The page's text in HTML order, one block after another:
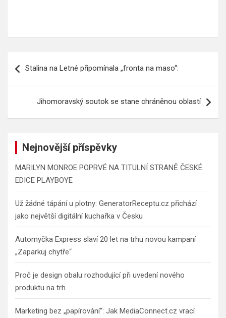
proStalina na Letné připomínala „fronta na maso“:
Jihomoravský soutok se stane chráněnou oblastí
Nejnovější příspěvky
MARILYN MONROE POPRVÉ NA TITULNÍ STRANĚ ČESKÉ
EDICE PLAYBOYE
Už žádné tápání u plotny: GeneratorReceptu.cz přichází
jako největší digitální kuchařka v Česku
Automyčka Express slaví 20 let na trhu novou kampaní
„Zaparkuj chytře“
Proč je design obalu rozhodující při uvedení nového
produktu na trh
Marketing bez „papírování“: Jak MediaConnect.cz vrací